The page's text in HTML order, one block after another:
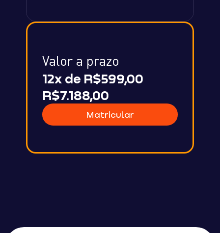
Valor a prazo
12x de R$599,00
R$7.188,00
Matricular